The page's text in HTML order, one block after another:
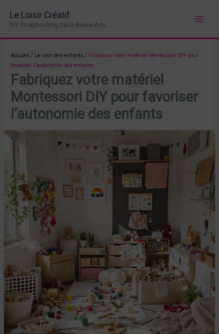
contenu
Le Loisir Créatif
DIY Scrapbooking Déco Beaux-Arts...
Accueil / Le coin des enfants / Fabriquez votre matériel Montessori DIY pour
favoriser l’autonomie des enfants
Fabriquez votre matériel
Montessori DIY pour favoriser
l’autonomie des enfants